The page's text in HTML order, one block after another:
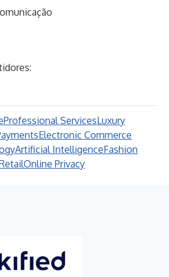
Professional ServicesLuxury
Electronic Commerce
Artificial IntelligenceFashion
Online Privacy